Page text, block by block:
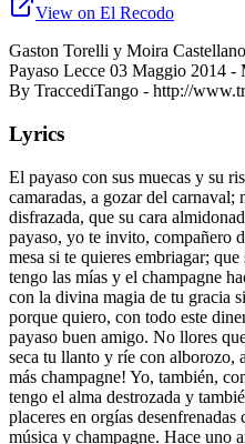
View on El Recodo
Gaston Torelli y Moira
Payaso Lecce 03 Maggio 2014
By TraccediTango - http://
Lyrics
El payaso con sus muecas y su
camaradas, a gozar del carnaval;
disfrazada, que su cara
payaso, yo te invito, compañero
mesa si te quieres embriagar;
tengo las mías y el champagne
con la divina magia de tu gracia
porque quiero, con todo este
payaso buen amigo. No llores
seca tu llanto y ríe con alborozo,
más champagne! Yo, también,
tengo el alma destrozada y
placeres en orgías
música y champagne. Hace uno